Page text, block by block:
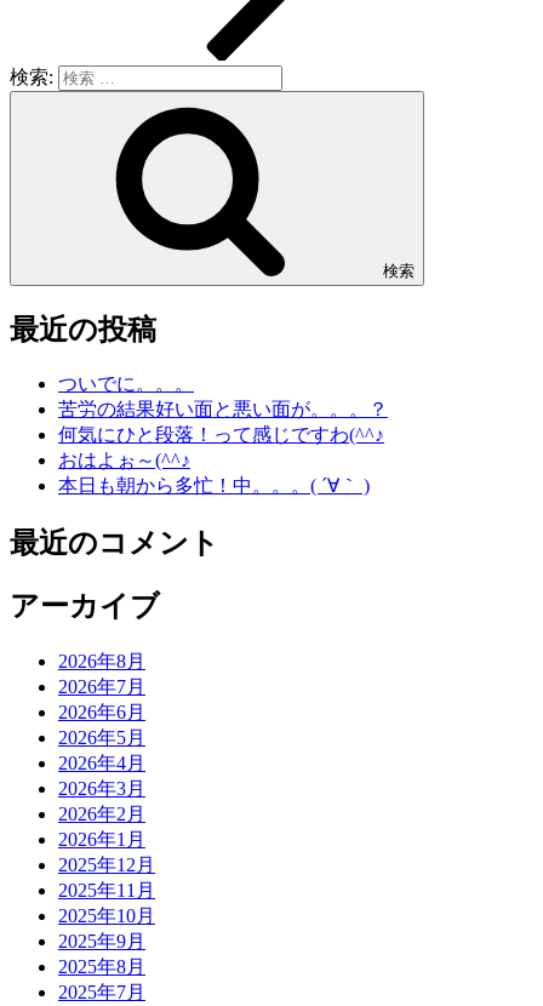
検索:
検索
最近の投稿
ついでに。。。
苦労の結果好い面と悪い面が。。。？
何気にひと段落！って感じですわ(^^♪
おはよぉ～(^^♪
本日も朝から多忙！中。。。( ´∀｀ )
最近のコメント
アーカイブ
2026年8月
2026年7月
2026年6月
2026年5月
2026年4月
2026年3月
2026年2月
2026年1月
2025年12月
2025年11月
2025年10月
2025年9月
2025年8月
2025年7月